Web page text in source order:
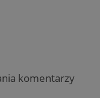
komentarzy